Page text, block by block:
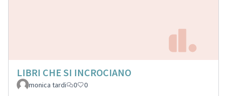
LIBRI CHE SI INCROCIANO
monica tardi 0 0